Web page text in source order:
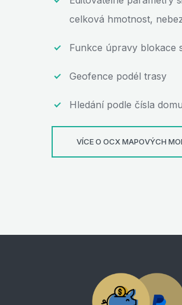
celková hmotnost,
Funkce úpravy blokace
Geofence podél trasy
Hledání podle čísla domu
VÍCE O OCX MAPOVÝCH